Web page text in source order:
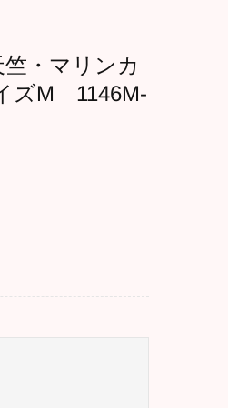
・マリンカ
M 1146M-